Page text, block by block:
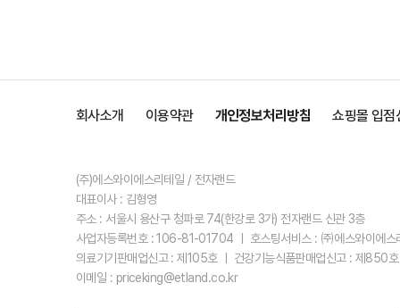
회사소개 이용약관 개인정보처리방침 쇼핑몰 입점
(주)에스와이에스리테일 / 전자랜드
대표이사 : 김형영
주소 : 서울시 용산구 청파로 74(한강로 3가) 전자랜드 신관 3층
사업자등록번호 : 106-81-01704 ㅣ 호스팅서비스 : ㈜에스와이에
의료기기판매업신고 : 제105호 ㅣ 건강기능식품판매업신고 : 제850
이메일 : priceking@etland.co.kr